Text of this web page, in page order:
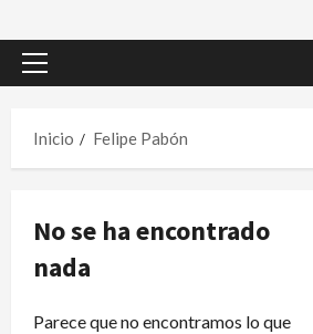
Menú
Inicio
Felipe Pabón
No se ha encontrado
nada
Parece que no encontramos lo que